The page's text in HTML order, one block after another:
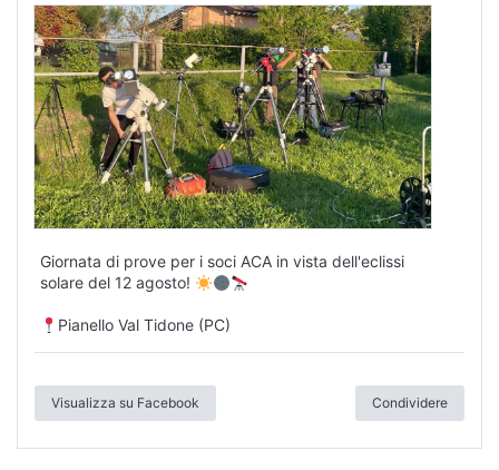
Giornata di prove per i soci ACA in vista dell'eclissi
solare del 12 agosto!
Pianello Val Tidone (PC)
Visualizza su Facebook Condividere